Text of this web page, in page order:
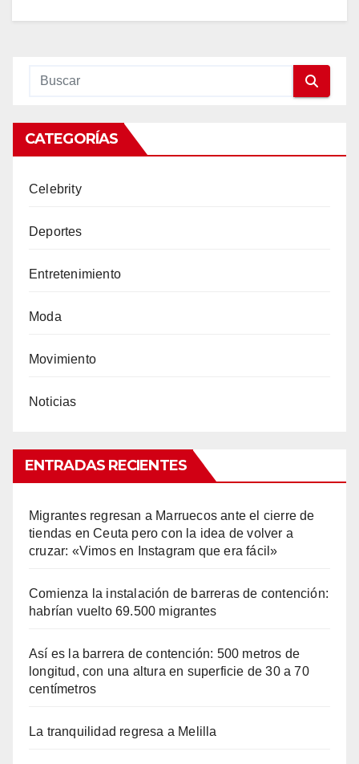
CATEGORÍAS
Celebrity
Deportes
Entretenimiento
Moda
Movimiento
Noticias
ENTRADAS RECIENTES
Migrantes regresan a Marruecos ante el cierre de
tiendas en Ceuta pero con la idea de volver a
cruzar: «Vimos en Instagram que era fácil»
Comienza la instalación de barreras de contención:
habrían vuelto 69.500 migrantes
Así es la barrera de contención: 500 metros de
longitud, con una altura en superficie de 30 a 70
centímetros
La tranquilidad regresa a Melilla